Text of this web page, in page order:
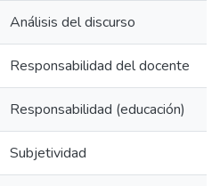
Análisis del discurso
Responsabilidad del docente
Responsabilidad (educación)
Subjetividad